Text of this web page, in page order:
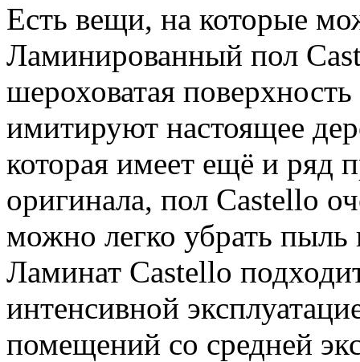
Есть вещи, на которые
Ламинированный пол
шероховатая
имитируют настоящее
которая имеет ещё и ряд
оригинала, пол Castello
можно легко убрать пыль
Ламинат Castello
интенсивной
помещений со средней